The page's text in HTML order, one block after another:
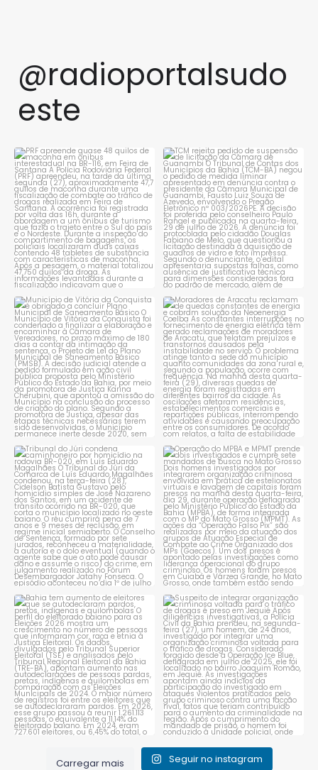
@radioportalsudo
este
PRF apreende quase 48 quilos
de maconha em ônibus...
1 0
TCM rejeita pedido de
suspensão de licitação da...
1 0
Município de Vitória da
Conquista é obrigado a...
1 0
Moradores de Aracatu
reclamam de quedas
constantes ...
1 0
Tribunal do Júri condena
caminhoneiro por...
1 0
Operação do MPBA e MPMT
prende dois investigados e...
1 0
Bahia tem aumento de eleitores
que se autodeclaram...
1 0
Suspeito de integrar
organização criminosa
voltada...
1 0
Carregar mais Seguir no instagram